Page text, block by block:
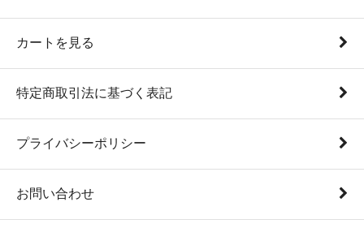
カートを見る
特定商取引法に基づく表記
プライバシーポリシー
お問い合わせ